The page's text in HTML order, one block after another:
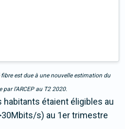
est due à une nouvelle estimation du
l’ARCEP au T2 2020.
habitants étaient éligibles au
s) au 1er trimestre